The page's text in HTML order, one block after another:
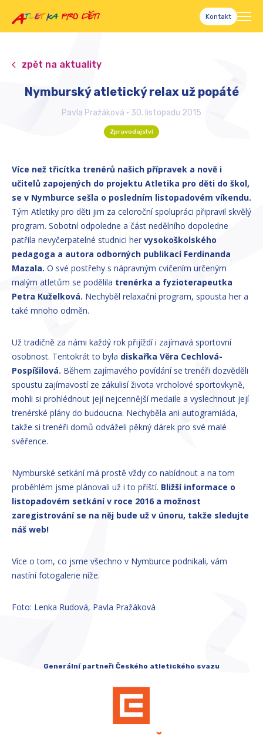
Kontakt
zpět na aktuality
Nymburský atletický relax už popáté
Pavla Pražáková • 30. listopadu 2015
Zpravodajství
Více než třicítka trenérů našich přípravek a nově i
učitelů zapojených do projektu Atletika pro děti do škol,
se v Nymburce sešla o posledním listopadovém víkendu.
Tým Atletiky pro děti jim za celoroční spolupráci připravil skvělý
program. Sobotní odpoledne a část nedělního dopoledne
patřila nevyčerpatelné studnici her vysokoškolského
pedagoga a autora odborných publikací Ferdinanda
Mazala. O své postřehy s nápravným cvičením určeným
malým atletům se podělila trenérka a fyzioterapeutka
Petra Kuželková. Nechyběl relaxační program, spousta her a
také mnoho odměn.
Už tradičně za námi každý rok přijíždí i zajímavá sportovní
osobnost. Tentokrát to byla diskařka Věra Cechlová-
Pospíšilová. Během zajímavého povídání se trenéři dozvěděli
spoustu zajímavostí ze zákulisí života vrcholové sportovkyně,
mohli si prohlédnout její nejcennější medaile a vyslechnout její
trenérské plány do budoucna. Nechyběla ani autogramiáda,
takže si trenéři domů odváželi pěkný dárek pro své malé
svěřence.
Nymburské setkání má prostě vždy co nabídnout a na tom
proběhlém jsme plánovali už i to příští. Bližší informace o
listopadovém setkání v roce 2016 a možnost
zaregistrování se na něj bude už v únoru, takže sledujte
náš web!
Více o tom, co jsme všechno v Nymburce podnikali, vám
nastíní fotogalerie níže.
Foto: Lenka Rudová, Pavla Pražáková
Generální partneři Českého atletického svazu